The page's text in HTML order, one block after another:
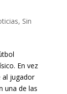
, Sin
En vez
al jugador
una de las